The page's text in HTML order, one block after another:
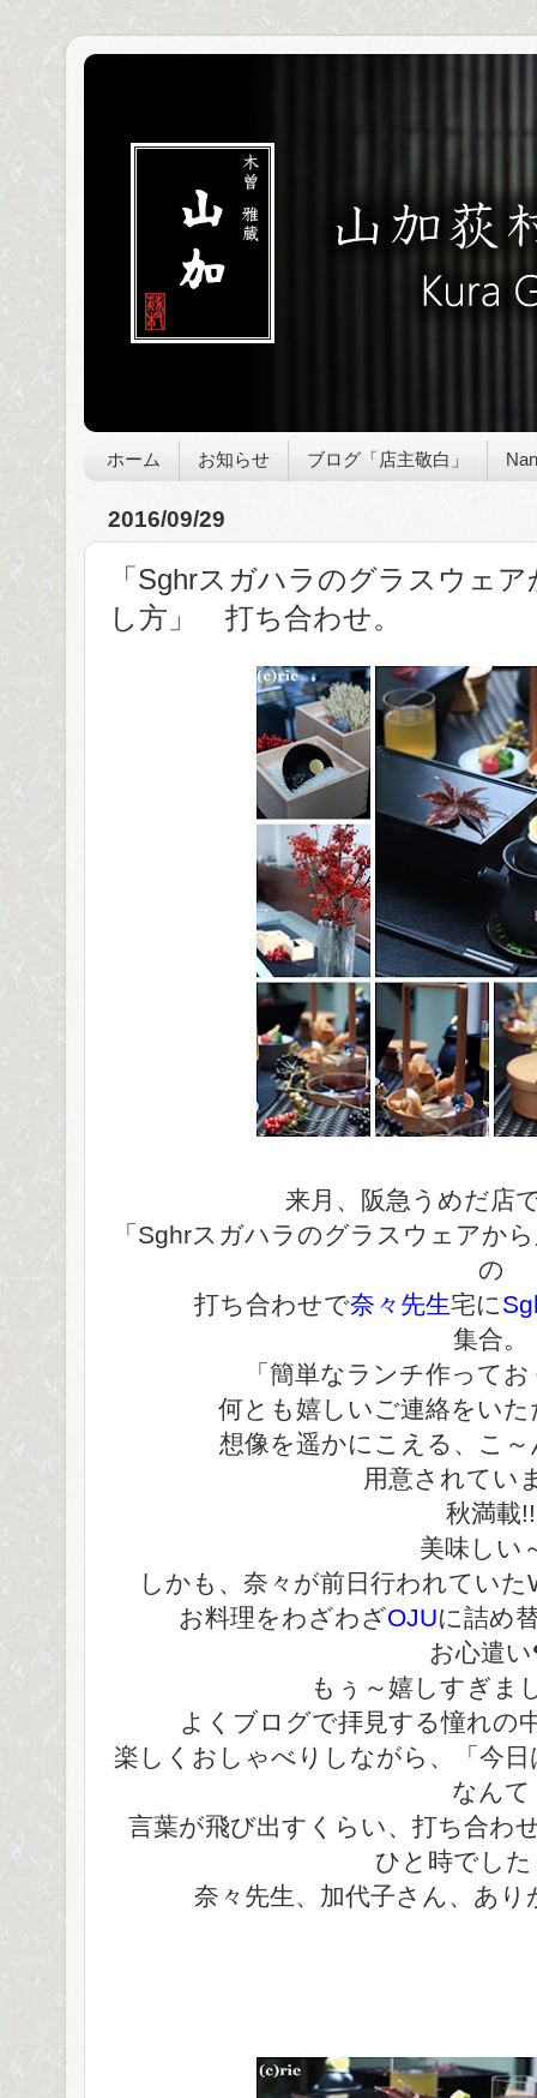
ホーム お知らせ ブログ「店主敬白」
2016/09/29
「Sghrスガハラのグラスウェ
し方」 打ち合わせ。
来月、阪急うめだ店
「Sghrスガハラのグラスウェア
の
打ち合わせで奈々先生宅に
集合。
「簡単なランチ作って
何とも嬉しいご連絡をい
想像を遥かにこえる、こ
用意されてい
秋満載!!
美味しい
しかも、奈々が前日行われてい
お料理をわざわざOJUに詰め
お心遣
もぅ～嬉しすぎま
よくブログで拝見する憧れの
楽しくおしゃべりしながら、「今
なんて
言葉が飛び出すくらい、打ち合わ
ひと時でした
奈々先生、加代子さん、あ